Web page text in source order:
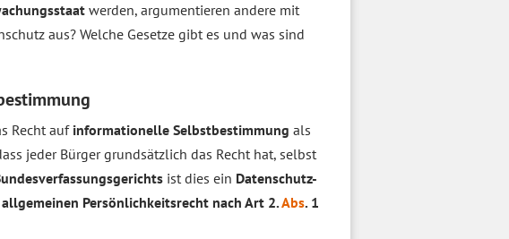
werden, argumentieren andere mit
aus? Welche Gesetze gibt es und was sind
Recht auf informationelle Selbstbestimmung als
jeder Bürger grundsätzlich das Recht hat, selbst
ist dies ein Datenschutz-
allgemeinen Persönlichkeitsrecht nach Art 2.Abs. 1